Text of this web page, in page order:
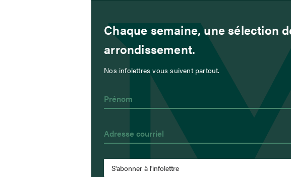
Chaque semaine, une sélection
arrondissement.
Nos infolettres vous suivent partout.